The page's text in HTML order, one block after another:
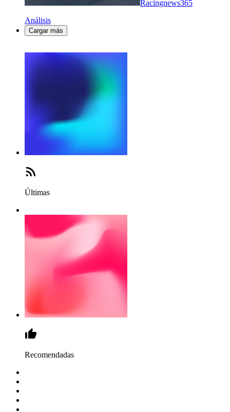
Racingnews365
Análisis
Cargar más
Últimas
Recomendadas